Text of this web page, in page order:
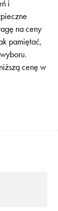
i
na ceny
pamiętać,
cenę w